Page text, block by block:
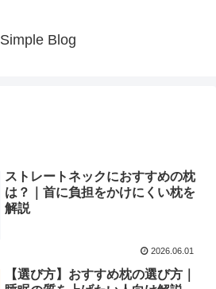
Simple Blog
ストレートネックにおすすめの枕
は？｜首に負担をかけにくい枕を
解説
2026.06.01
【選び方】おすすめ枕の選び方｜